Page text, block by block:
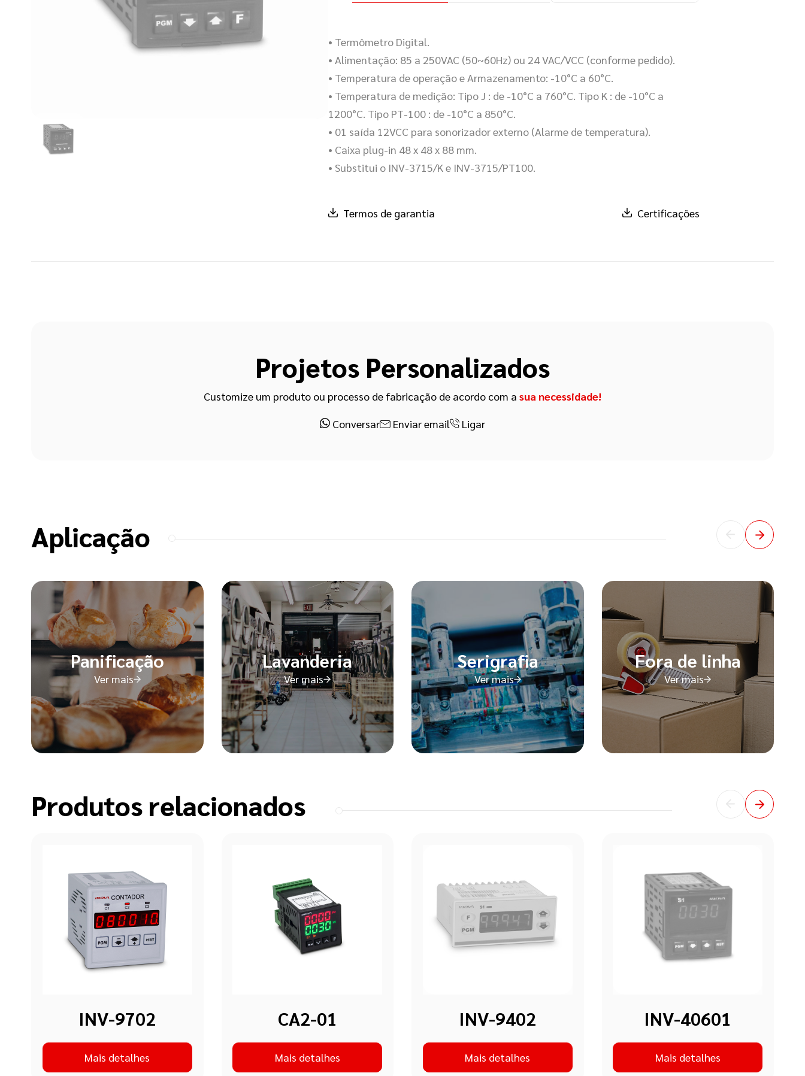
• Termômetro Digital.
• Alimentação: 85 a 250VAC (50~60Hz) ou 24 VAC/VCC (conforme pedido).
• Temperatura de operação e Armazenamento: -10°C a 60°C.
• Temperatura de medição: Tipo J : de -10°C a 760°C. Tipo K : de -10°C a
1200°C. Tipo PT-100 : de -10°C a 850°C.
• 01 saída 12VCC para sonorizador externo (Alarme de temperatura).
• Caixa plug-in 48 x 48 x 88 mm.
• Substitui o INV-3715/K e INV-3715/PT100.
Termos de garantia Certificações
Projetos Personalizados
Customize um produto ou processo de fabricação de acordo com a sua necessidade!
Conversar
Enviar email Ligar
Aplicação
Panificação
Ver mais
Lavanderia
Ver mais
Serigrafia
Ver mais
Fora de linha
Ver mais
Produtos relacionados
INV-9702
Mais detalhes
CA2-01
Mais detalhes
INV-9402
Mais detalhes
INV-40601
Mais detalhes